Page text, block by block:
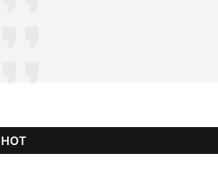
HOT